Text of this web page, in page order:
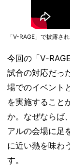
「V-RAGE」で披露さ
今回の「V-
試合の対応だっ
場でのイベント
を実施すること
か。なぜならば
アルの会場に足
に近い熱を味わ
す。